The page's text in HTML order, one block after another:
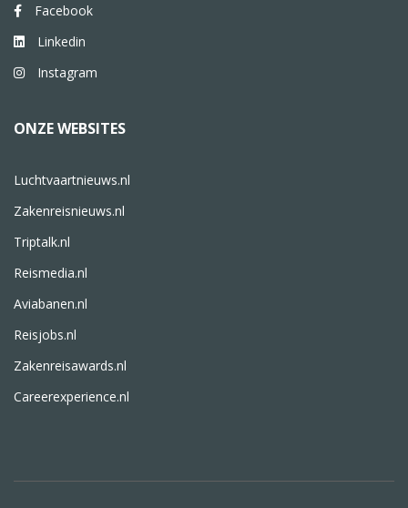
Facebook
Linkedin
Instagram
ONZE WEBSITES
Luchtvaartnieuws.nl
Zakenreisnieuws.nl
Triptalk.nl
Reismedia.nl
Aviabanen.nl
Reisjobs.nl
Zakenreisawards.nl
Careerexperience.nl